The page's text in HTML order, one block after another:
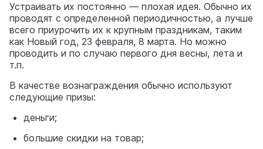
Устраивать их постоянно — плохая идея. Обычно их
проводят с определенной периодичностью, а лучше
всего приурочить их к крупным праздникам, таким
как Новый год, 23 февраля, 8 марта. Но можно
проводить и по случаю первого дня весны, лета и
т.п.
В качестве вознаграждения обычно используют
следующие призы:
деньги;
большие скидки на товар;